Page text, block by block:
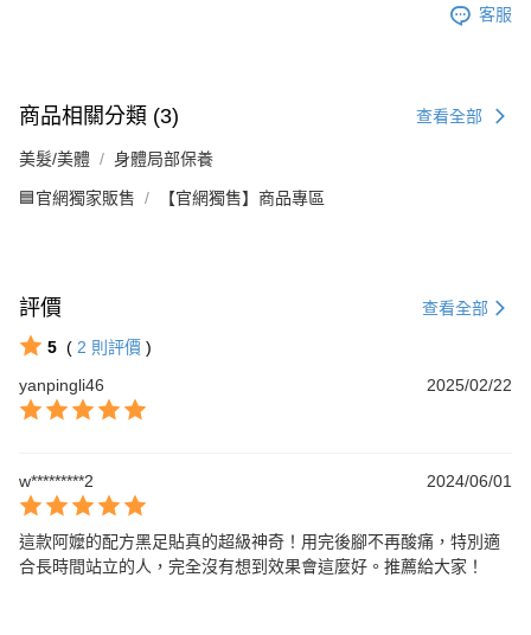
客服
商品相關分類 (3) 查看全部
美髮/美體 身體局部保養
🟦官網獨家販售 【官網獨售】商品專區
評價 查看全部
5 ( 2 則評價 )
yanpingli46
2025/02/22
w*********2 2024/06/01
這款阿嬤的配方黑足貼真的超級神奇！用完後腳不再酸痛，特別適
合長時間站立的人，完全沒有想到效果會這麼好。推薦給大家！